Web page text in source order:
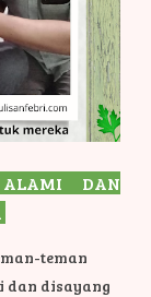
DAN
teman
dan disayang